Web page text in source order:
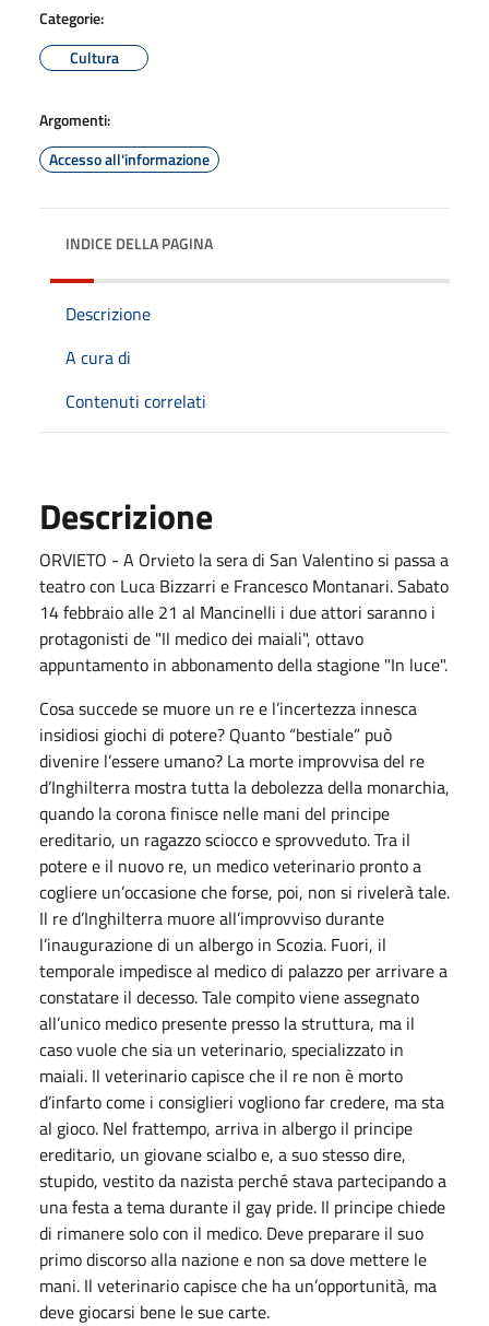
Categorie:
Cultura
Argomenti:
Accesso all'informazione
INDICE DELLA PAGINA
Descrizione
A cura di
Contenuti correlati
Descrizione
ORVIETO - A Orvieto la sera di San Valentino si passa a
teatro con Luca Bizzarri e Francesco Montanari. Sabato
14 febbraio alle 21 al Mancinelli i due attori saranno i
protagonisti de "Il medico dei maiali", ottavo
appuntamento in abbonamento della stagione "In luce".
Cosa succede se muore un re e l’incertezza innesca
insidiosi giochi di potere? Quanto “bestiale” può
divenire l’essere umano? La morte improvvisa del re
d’Inghilterra mostra tutta la debolezza della monarchia,
quando la corona finisce nelle mani del principe
ereditario, un ragazzo sciocco e sprovveduto. Tra il
potere e il nuovo re, un medico veterinario pronto a
cogliere un’occasione che forse, poi, non si rivelerà tale.
Il re d’Inghilterra muore all’improvviso durante
l’inaugurazione di un albergo in Scozia. Fuori, il
temporale impedisce al medico di palazzo per arrivare a
constatare il decesso. Tale compito viene assegnato
all’unico medico presente presso la struttura, ma il
caso vuole che sia un veterinario, specializzato in
maiali. Il veterinario capisce che il re non è morto
d’infarto come i consiglieri vogliono far credere, ma sta
al gioco. Nel frattempo, arriva in albergo il principe
ereditario, un giovane scialbo e, a suo stesso dire,
stupido, vestito da nazista perché stava partecipando a
una festa a tema durante il gay pride. Il principe chiede
di rimanere solo con il medico. Deve preparare il suo
primo discorso alla nazione e non sa dove mettere le
mani. Il veterinario capisce che ha un’opportunità, ma
deve giocarsi bene le sue carte.